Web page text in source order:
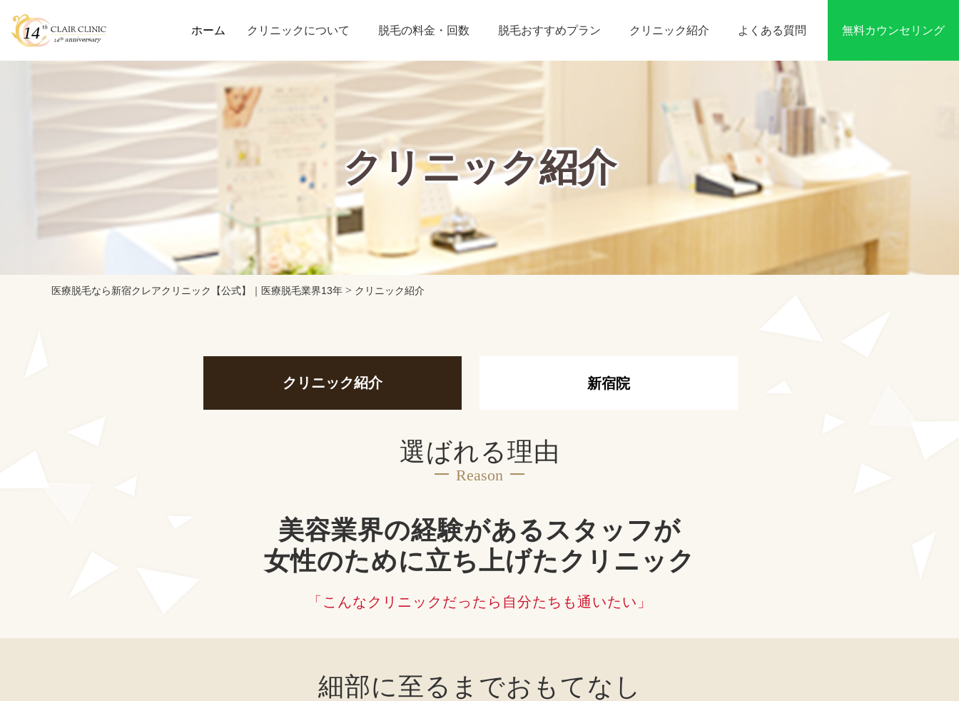
ホーム クリニックについて 脱毛の料金・回数 脱毛おすすめプラン クリニック紹介 よくある質問 無料カウンセリング
クリニック紹介
医療脱毛なら新宿クレアクリニック【公式】｜医療脱毛業界13年 > クリニック紹介
クリニック紹介 新宿院
選ばれる理由
Reason
美容業界の経験があるスタッフが
女性のために立ち上げたクリニック
「こんなクリニックだったら自分たちも通いたい」
細部に至るまでおもてなし